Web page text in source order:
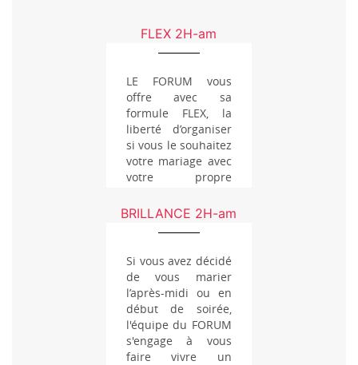
FLEX 2H-am
LE FORUM vous
offre avec sa
formule FLEX, la
liberté d’organiser
si vous le souhaitez
votre mariage avec
votre propre
BRILLANCE 2H-am
Si vous avez décidé
de vous marier
l’après-midi ou en
début de soirée,
l'équipe du FORUM
s'engage à vous
faire vivre un